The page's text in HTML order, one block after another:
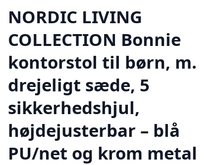
NORDIC LIVING
COLLECTION Bonnie
kontorstol til børn, m.
drejeligt sæde, 5
sikkerhedshjul,
højdejusterbar – blå
PU/net og krom metal